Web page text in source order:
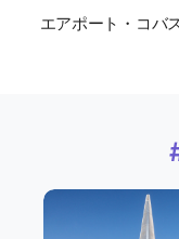
エアポート・コバ